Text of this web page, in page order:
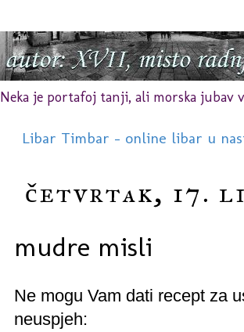
Neka je portafoj tanji, ali morska jubav
Libar Timbar - online libar u
četvrtak, 17.
mudre misli
Ne mogu Vam dati recept za
neuspjeh: